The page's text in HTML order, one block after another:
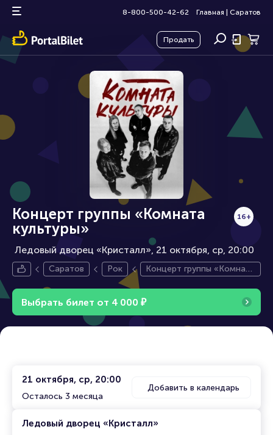
8-800-500-42-62 Главная Саратов
Продать
Концерт группы «Комната
культуры»
Ледовый дворец «Кристалл», 21 октября
16+
ср, 20:00
Саратов Рок
Концерт группы «Комната
Выбрать билет от 4 000 ₽
21 октября, ср, 20:00
Осталось 3 месяца
Добавить в календарь
Ледовый дворец «Кристалл»